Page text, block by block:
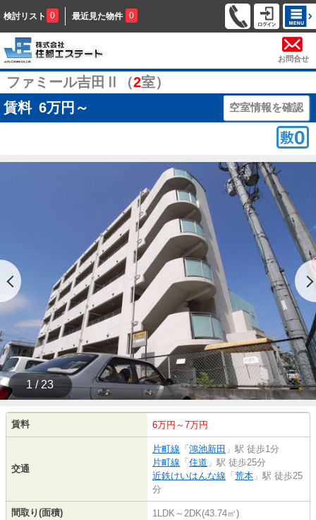
検討リスト 0 最近見た物件 0
お問合せ
ファミール吉田Ⅱ（2室）
賃料 6万円～ 空室情報を確認
1 / 23
賃料 6万円～7万円
交通
片町線 「 鴻池新田 」駅 徒歩1分
片町線 「 住道 」駅 徒歩25分
近鉄けいはんな線 「 荒本 」駅 徒歩25
分
間取り(面積) 1LDK～2DK(43.74㎡)